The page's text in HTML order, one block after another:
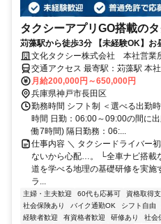
タクシーアプリGO搭載の
苅藻駅から徒歩3分 【未経験OK】
OK／タクシーアプリGOで収入UP
文化タクシー株式会社 本社営業
交通アクセス 最寄駅：苅藻駅 本社営業所 地下鉄海岸線「苅藻駅」か
ら徒歩3分 ※マイカー・バイク通
月給200,000円～650,000円
兵庫県神戸市長田区
勤務時間 シフト制 ＜選べる出勤
時間 日勤：06:00～09:00の間に
働7時間) 隔日勤務：06:...
仕事内容 ＼ タクシードライバー
ないから心配…。 └全車ナビ搭載
道を学べる地理の基礎研修を実
ラ...
主婦・主夫歓迎 60代も応募可 資格取得
社会保険あり
バイク通勤OK シフト自由
経験者歓迎
有資格者歓迎 研修あり 社会